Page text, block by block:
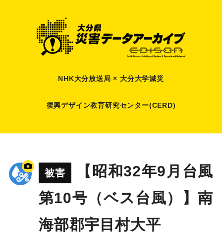
NHK大分放送局 × 大分大学減災
復興デザイン教育研究センター(CERD)
被害
【昭和32年9月台風
第10号（ベス台風）】南
海部郡宇目村大平